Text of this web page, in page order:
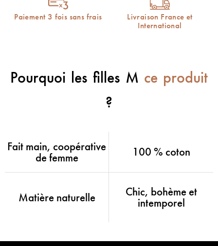
Paiement 3 fois sans frais
Livraison France et
International
Pourquoi les filles M ce produit
?
Fait main, coopérative
de femme 100 % coton
Matière naturelle Chic, bohème et
intemporel